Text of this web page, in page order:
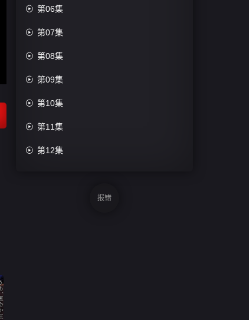
 第06集
 第07集
 第08集
 第09集
 第10集
 第11集
 第12集
报错